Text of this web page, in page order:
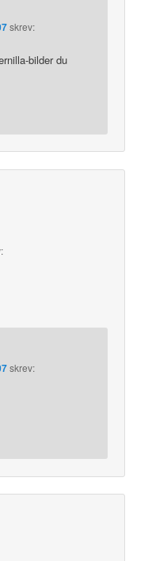
skrev:
bilder du
skrev: